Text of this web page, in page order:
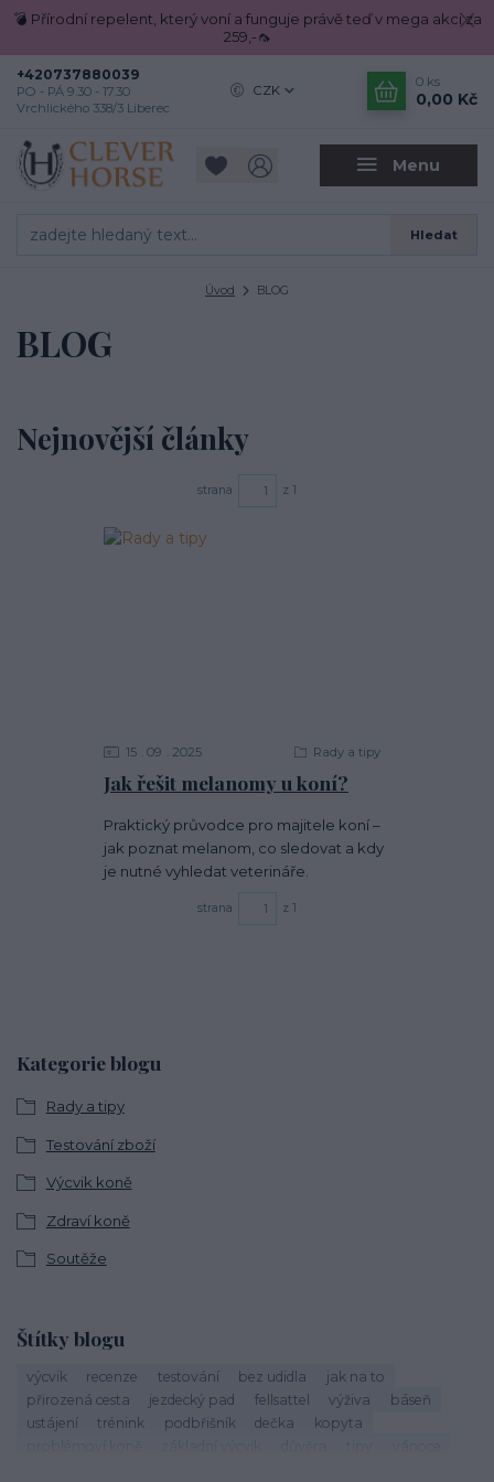
💣 Přírodní repelent, který voní a funguje právě teď v mega akci za
259,-🦟
Menu
CZK
Hledat
+420737880039
PO - PÁ 9.30 - 17.30
Vrchlického 338/3 Liberec
0 ks
0,00 Kč
Úvod BLOG
Kategorie blogu
Rady a tipy
Testování zboží
Výcvik koně
Zdraví koně
Soutěže
Štítky blogu
výcvik recenze testování bez udidla
jak na to
přirozená cesta
jezdecký pad fellsattel výživa
báseň
ustájení
trénink podbřišník dečka
kopyta
BLOG
Nejnovější články
strana z 1
Jak řešit melanomy u koní?
15 09 2025 Rady a tipy
Praktický průvodce pro majitele koní –
jak poznat melanom, co sledovat a kdy
je nutné vyhledat veterináře.
strana z 1